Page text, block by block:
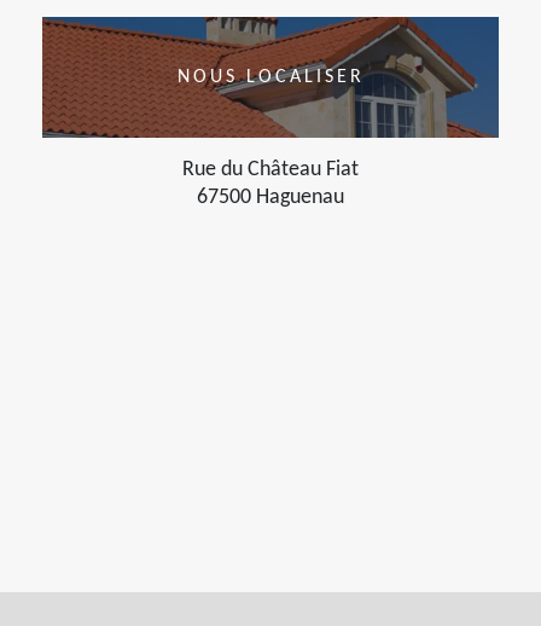
NOUS LOCALISER
Rue du Château Fiat
67500 Haguenau